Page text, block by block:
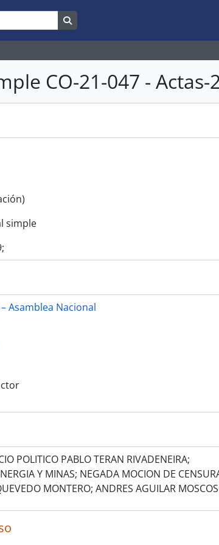
CO-21-047 - Actas-
simple
Asamblea Nacional
POLITICO PABLO TERAN RIVADENEIRA;
Y MINAS; NEGADA MOCION DE
MONTERO; ANDRES AGUILAR